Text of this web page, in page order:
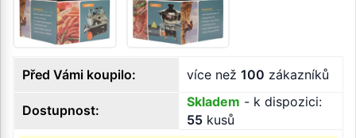
Před Vámi koupilo: více než 100 zákazníků
Dostupnost:
Skladem - k dispozici:
55 kusů